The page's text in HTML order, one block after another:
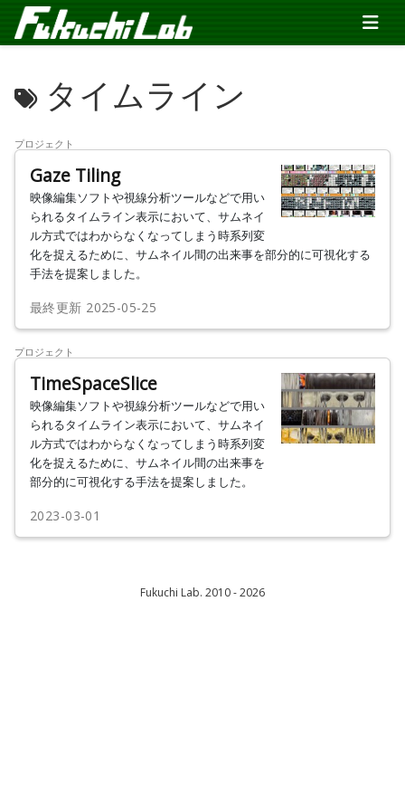
タイムライン
プロジェクト
Gaze Tiling
映像編集ソフトや視線分析ツールなどで用い
られるタイムライン表示において、サムネイ
ル方式ではわからなくなってしまう時系列変
化を捉えるために、サムネイル間の出来事を部分的に可視化する
手法を提案しました。
最終更新 2025-05-25
プロジェクト
TimeSpaceSlice
映像編集ソフトや視線分析ツールなどで用い
られるタイムライン表示において、サムネイ
ル方式ではわからなくなってしまう時系列変
化を捉えるために、サムネイル間の出来事を
部分的に可視化する手法を提案しました。
2023-03-01
Fukuchi Lab. 2010 - 2026